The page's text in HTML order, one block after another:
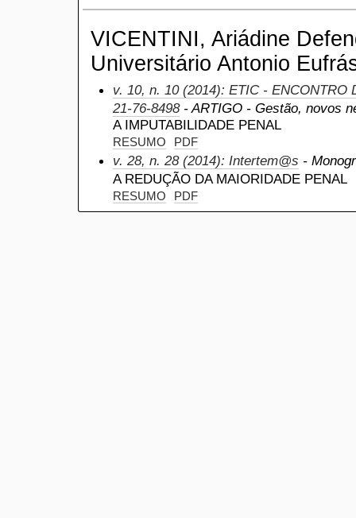
VICENTINI, Ariádine
Universitário Antonio
v. 10, n. 10 (2014): ETIC - ENCONTRO
21-76-8498- ARTIGO - Gestão, novos
A IMPUTABILIDADE PENAL
RESUMO PDF
v. 28, n. 28 (2014): Intertem@s -
A REDUÇÃO DA MAIORIDADE PENAL
RESUMO PDF